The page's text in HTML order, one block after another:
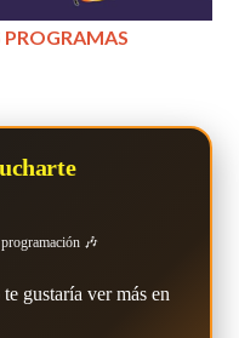
🎶
gustaría ver más en